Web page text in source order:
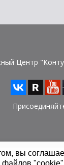
Центр
вы
файлов